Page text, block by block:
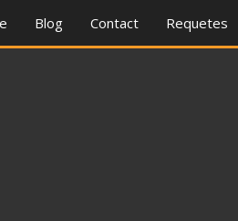
Blog Contact Requetes